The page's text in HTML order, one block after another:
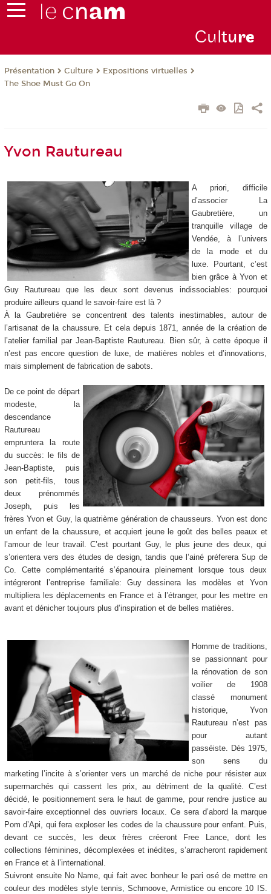
Culture
Présentation Culture
Expositions virtuelles
The Shoe Must Go On
Yvon Rautureau
A priori, difficile
d’associer La
Gaubretière, un
tranquille village de
Vendée, à l’univers
de la mode et du
luxe. Pourtant, c’est
bien grâce à Yvon et
Guy Rautureau que les deux sont devenus indissociables: pourquoi
produire ailleurs quand le savoir-faire est là ?
À la Gaubretière se concentrent des talents inestimables, autour de
l’artisanat de la chaussure. Et cela depuis 1871, année de la création de
l’atelier familial par Jean-Baptiste Rautureau. Bien sûr, à cette époque il
n’est pas encore question de luxe, de matières nobles et d’innovations,
mais simplement de fabrication de sabots.
De ce point de départ
modeste, la
descendance
Rautureau
empruntera la route
du succès: le fils de
Jean-Baptiste, puis
son petit-fils, tous
deux prénommés
Joseph, puis les
frères Yvon et Guy, la quatrième génération de chausseurs. Yvon est donc
un enfant de la chaussure, et acquiert jeune le goût des belles peaux et
l’amour de leur travail. C’est pourtant Guy, le plus jeune des deux, qui
s’orientera vers des études de design, tandis que l’ainé préferera Sup de
Co. Cette complémentarité s’épanouira pleinement lorsque tous deux
intégreront l’entreprise familiale: Guy dessinera les modèles et Yvon
multipliera les déplacements en France et à l’étranger, pour les mettre en
avant et dénicher toujours plus d’inspiration et de belles matières.
Homme de traditions,
se passionnant pour
la rénovation de son
voilier de 1908
classé monument
historique, Yvon
Rautureau n’est pas
pour autant
passéiste. Dès 1975,
son sens du
marketing l’incite à s’orienter vers un marché de niche pour résister aux
supermarchés qui cassent les prix, au détriment de la qualité. C’est
décidé, le positionnement sera le haut de gamme, pour rendre justice au
savoir-faire exceptionnel des ouvriers locaux. Ce sera d’abord la marque
Pom d’Api, qui fera exploser les codes de la chaussure pour enfant. Puis,
devant ce succès, les deux frères créeront Free Lance, dont les
collections féminines, décomplexées et inédites, s’arracheront rapidement
en France et à l’international.
Suivront ensuite No Name, qui fait avec bonheur le pari osé de mettre en
couleur des modèles style tennis, Schmoove, Armistice ou encore 10 IS.